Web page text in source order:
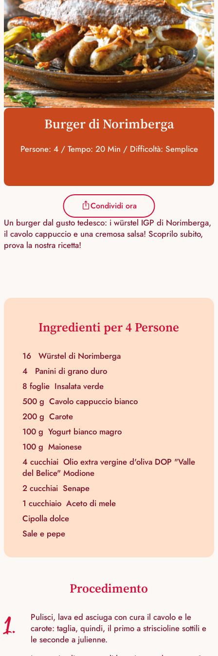
Burger di Norimberga
Persone: 4 / Tempo: 20 Min / Difficoltà: Semplice
Condividi ora
Un burger dal gusto tedesco: i würstel IGP di Norimberga,
il cavolo cappuccio e una cremosa salsa! Scoprilo subito,
prova la nostra ricetta!
Ingredienti per 4 Persone
16
Würstel di Norimberga
4
Panini di grano duro
8 foglie Insalata verde
500 g Cavolo cappuccio bianco
200 g Carote
100 g Yogurt bianco magro
100 g Maionese
4 cucchiai Olio extra vergine d'oliva DOP "Valle
del Belice" Modione
2 cucchiai Senape
1 cucchiaio Aceto di mele
Cipolla dolce
Sale e pepe
Procedimento
1.
Pulisci, lava ed asciuga con cura il cavolo e le
carote: taglia, quindi, il primo a striscioline sottili e
le seconde a julienne.